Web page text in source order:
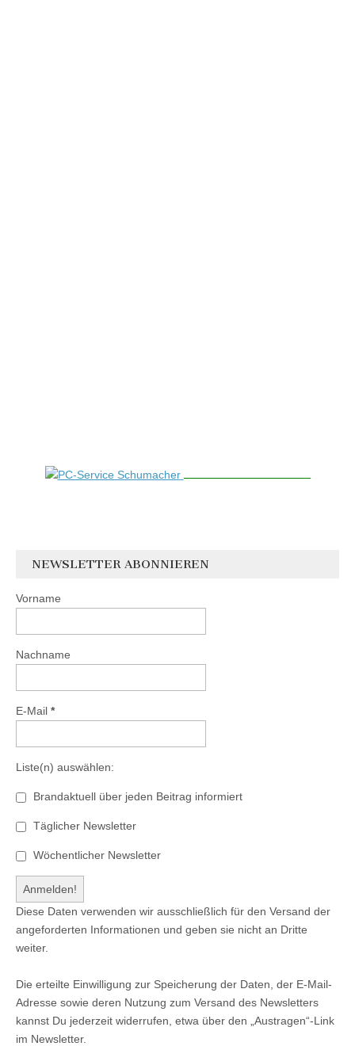
NEWSLETTER ABONNIEREN
Vorname
Nachname
E-Mail *
Liste(n) auswählen:
Brandaktuell über jeden Beitrag informiert
Täglicher Newsletter
Wöchentlicher Newsletter
Diese Daten verwenden wir ausschließlich für den Versand der
angeforderten Informationen und geben sie nicht an Dritte
weiter.
Die erteilte Einwilligung zur Speicherung der Daten, der E-Mail-
Adresse sowie deren Nutzung zum Versand des Newsletters
kannst Du jederzeit widerrufen, etwa über den „Austragen“-Link
im Newsletter.